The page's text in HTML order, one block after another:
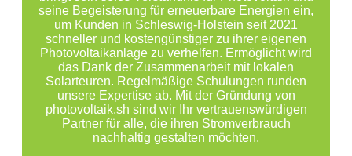
seine Begeisterung für erneuerbare Energien ein,
um Kunden in Schleswig-Holstein seit 2021
schneller und kostengünstiger zu ihrer eigenen
Photovoltaikanlage zu verhelfen. Ermöglicht wird
das Dank der Zusammenarbeit mit lokalen
Solarteuren. Regelmäßige Schulungen runden
unsere Expertise ab. Mit der Gründung von
photovoltaik.sh sind wir Ihr vertrauenswürdigen
Partner für alle, die ihren Stromverbrauch
nachhaltig gestalten möchten.